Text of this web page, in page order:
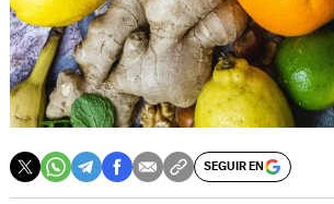
SEGUIR EN